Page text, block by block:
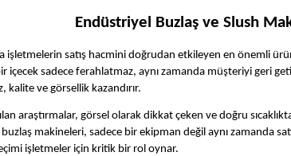
Endüstriyel Buzlaş ve Slush
işletmelerin satış hacmini doğrudan etkileyen en önemli
içecek sadece ferahlatmaz, aynı zamanda müşteriyi geri
kalite ve görsellik kazandırır.
araştırmalar, görsel olarak dikkat çeken ve doğru
makineleri, sadece bir ekipman değil aynı zamanda
işletmeler için kritik bir rol oynar.